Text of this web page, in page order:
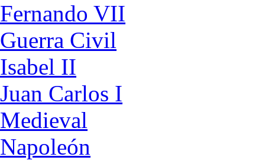
Fernando VII
Guerra Civil
Isabel II
Juan Carlos I
Medieval
Napoleón